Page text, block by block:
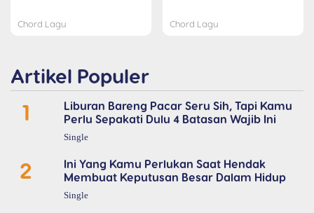
Chord Lagu Chord Lagu
Artikel Populer
1
Liburan Bareng Pacar Seru Sih, Tapi Kamu
Perlu Sepakati Dulu 4 Batasan Wajib Ini
Single
2
Ini Yang Kamu Perlukan Saat Hendak
Membuat Keputusan Besar Dalam Hidup
Single